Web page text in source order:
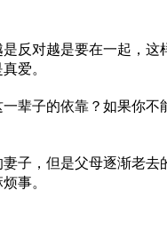
对越是要在一起，这
爱。
子的依靠？如果你不
，但是父母逐渐老去
事。